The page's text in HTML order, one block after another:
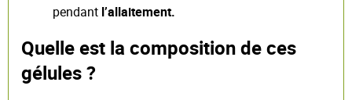
pendant l’allaitement.
Quelle est la composition de ces
gélules ?